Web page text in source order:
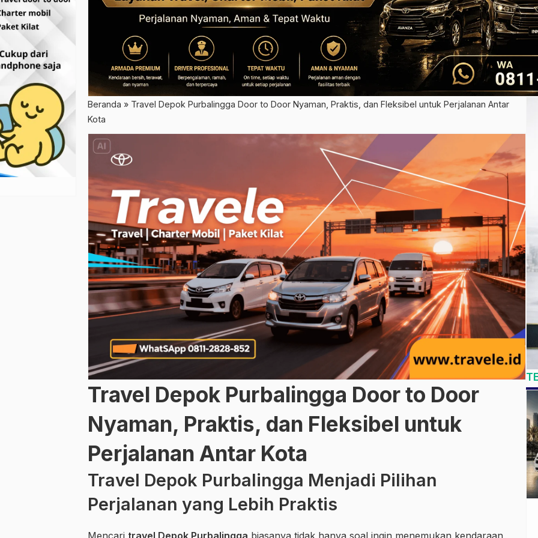
Beranda » Travel Depok Purbalingga Door to Door Nyaman, Praktis, dan Fleksibel untuk Perjalanan Antar
Kota
Travel Depok Purbalingga Door to Door
Nyaman, Praktis, dan Fleksibel untuk
Perjalanan Antar Kota
Travel Depok Purbalingga Menjadi Pilihan
Perjalanan yang Lebih Praktis